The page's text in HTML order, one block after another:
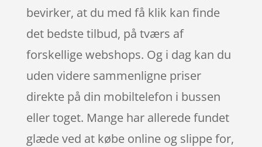
bevirker, at du med få klik kan finde
det bedste tilbud, på tværs af
forskellige webshops. Og i dag kan du
uden videre sammenligne priser
direkte på din mobiltelefon i bussen
eller toget. Mange har allerede fundet
glæde ved at købe online og slippe for,